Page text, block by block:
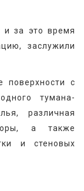
за это время
заслужили
с
тумана-
различная
а также
и стеновых